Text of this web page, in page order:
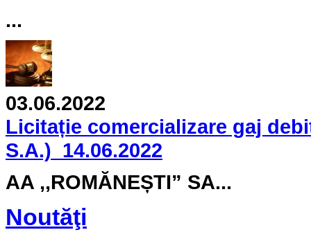
...
03.06.2022
Licitație comercializare gaj
S.A.)_14.06.2022
AA ,,ROMĂNEȘTI” SA...
Noutăţi